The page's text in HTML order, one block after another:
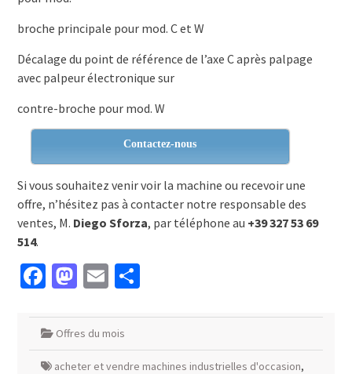
broche principale pour mod. C et W
Décalage du point de référence de l’axe C après palpage
avec palpeur électronique sur
contre-broche pour mod. W
Contactez-nous
Si vous souhaitez venir voir la machine ou recevoir une
offre, n’hésitez pas à contacter notre responsable des
ventes, M. Diego Sforza, par téléphone au +39 327 53 69
514.
Facebook
Mastodon
EmailPartager
Offres du mois
acheter et vendre machines industrielles d'occasion,